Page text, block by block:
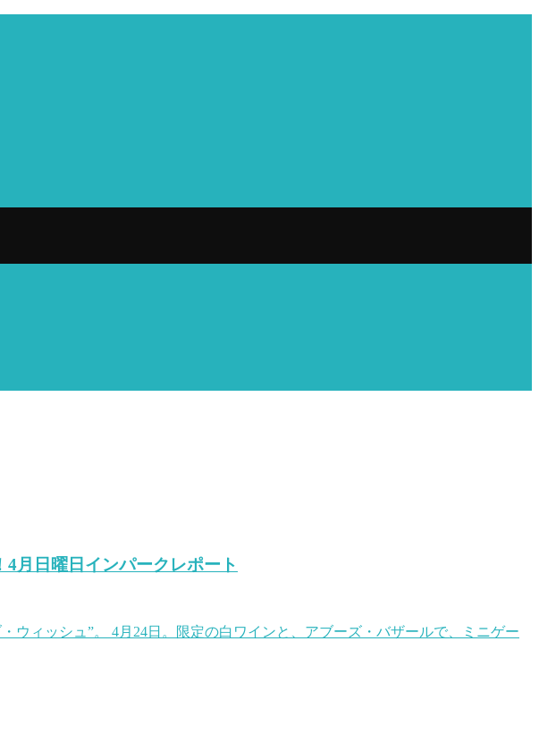
月日曜日インパークレポート
ウィッシュ”。 4月24日。限定の白ワインと、アブーズ・バザールで、ミニゲー